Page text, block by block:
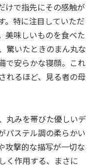
けで指先にその感触が
。特に注目していただ
美味しいものを食べた
驚いたときのまん丸な
で安らかな寝顔。これ
れるほど、見る者の母
丸みを帯びた優しいデ
パステル調の柔らかい
攻撃的な描写が一切な
く作用する、まさに